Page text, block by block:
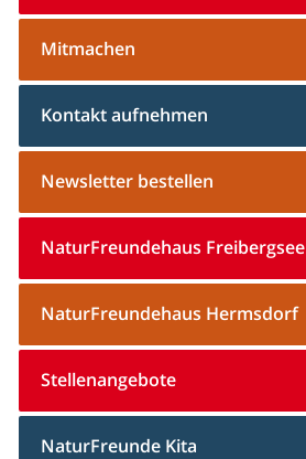
Mitmachen
Kontakt aufnehmen
Newsletter bestellen
NaturFreundehaus Freibergsee
NaturFreundehaus Hermsdorf
Stellenangebote
NaturFreunde Kita